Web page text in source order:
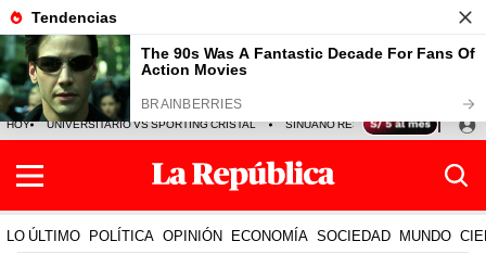
HOY UNIVERSITARIO VS SPORTING CRISTAL SINUANO RESULTADOS HOY
LO ÚLTIMO POLÍTICA OPINIÓN ECONOMÍA SOCIEDAD MUNDO